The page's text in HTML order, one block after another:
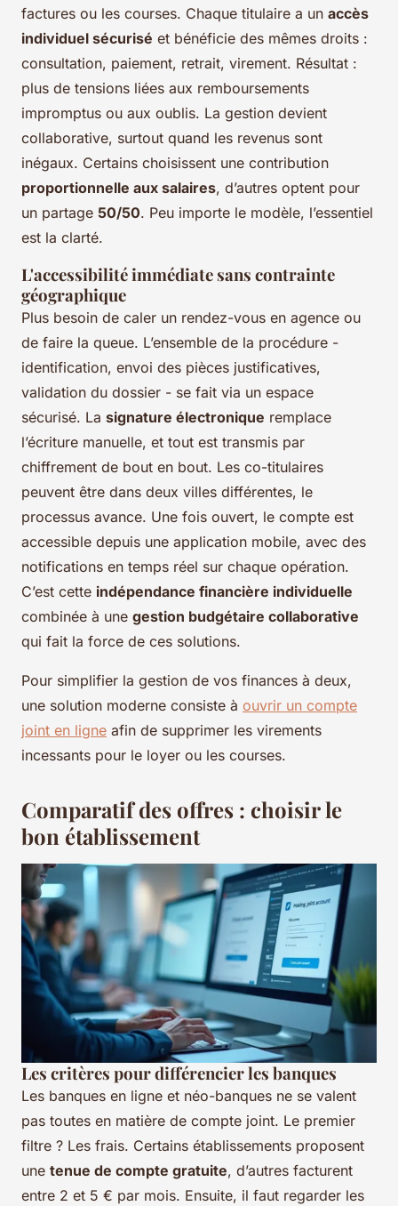
factures ou les courses. Chaque titulaire a un accès
individuel sécurisé et bénéficie des mêmes droits :
consultation, paiement, retrait, virement. Résultat :
plus de tensions liées aux remboursements
impromptus ou aux oublis. La gestion devient
collaborative, surtout quand les revenus sont
inégaux. Certains choisissent une contribution
proportionnelle aux salaires, d’autres optent pour
un partage 50/50. Peu importe le modèle, l’essentiel
est la clarté.
L'accessibilité immédiate sans contrainte
géographique
Plus besoin de caler un rendez-vous en agence ou
de faire la queue. L’ensemble de la procédure -
identification, envoi des pièces justificatives,
validation du dossier - se fait via un espace
sécurisé. La signature électronique remplace
l’écriture manuelle, et tout est transmis par
chiffrement de bout en bout. Les co-titulaires
peuvent être dans deux villes différentes, le
processus avance. Une fois ouvert, le compte est
accessible depuis une application mobile, avec des
notifications en temps réel sur chaque opération.
C’est cette indépendance financière individuelle
combinée à une gestion budgétaire collaborative
qui fait la force de ces solutions.
Pour simplifier la gestion de vos finances à deux,
une solution moderne consiste à ouvrir un compte
joint en ligne afin de supprimer les virements
incessants pour le loyer ou les courses.
Comparatif des offres : choisir le
bon établissement
Les critères pour différencier les banques
Les banques en ligne et néo-banques ne se valent
pas toutes en matière de compte joint. Le premier
filtre ? Les frais. Certains établissements proposent
une tenue de compte gratuite, d’autres facturent
entre 2 et 5 € par mois. Ensuite, il faut regarder les